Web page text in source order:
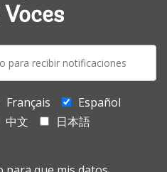
Voces
Français
Español
中文
日本語